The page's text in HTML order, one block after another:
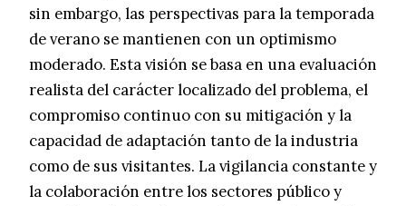
sin embargo, las perspectivas para la temporada
de verano se mantienen con un optimismo
moderado. Esta visión se basa en una evaluación
realista del carácter localizado del problema, el
compromiso continuo con su mitigación y la
capacidad de adaptación tanto de la industria
como de sus visitantes. La vigilancia constante y
la colaboración entre los sectores público y